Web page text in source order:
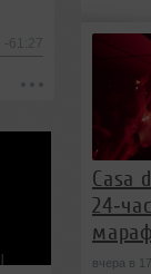
-61:27
Casa
вчера в